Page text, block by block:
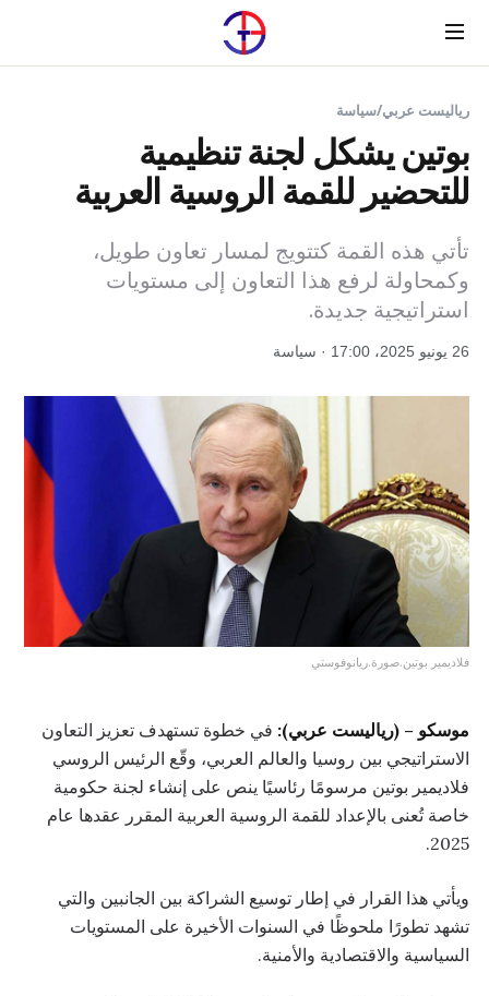
Menu
رياليست عربي/سياسة
بوتين يشكل لجنة تنظيمية
للتحضير للقمة الروسية العربية
تأتي هذه القمة كتتويج لمسار تعاون طويل،
وكمحاولة لرفع هذا التعاون إلى مستويات
استراتيجية جديدة.
26 يونيو 2025، 17:00 · سياسة
فلاديمير بوتين.صورة.ريانوفوستي
موسكو – (رياليست عربي): في خطوة تستهدف تعزيز التعاون
الاستراتيجي بين روسيا والعالم العربي، وقّع الرئيس الروسي
فلاديمير بوتين مرسومًا رئاسيًا ينص على إنشاء لجنة حكومية
خاصة تُعنى بالإعداد للقمة الروسية العربية المقرر عقدها عام
2025.
ويأتي هذا القرار في إطار توسيع الشراكة بين الجانبين والتي
تشهد تطورًا ملحوظًا في السنوات الأخيرة على المستويات
السياسية والاقتصادية والأمنية.